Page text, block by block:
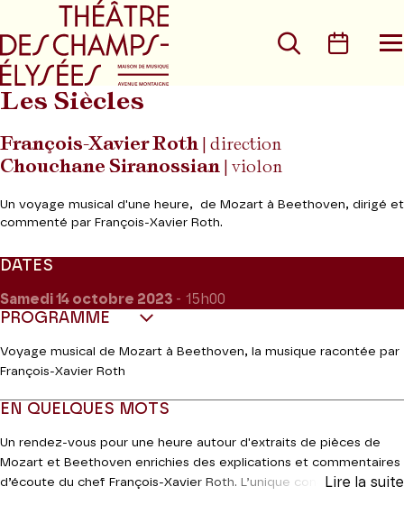
Aller au menu principal
Rechercher
Les Siècles
François-Xavier Roth | direction
Chouchane Siranossian | violon
Un voyage musical d'une heure, de Mozart à Beethoven, dirigé et
commenté par François-Xavier Roth.
DATES
Samedi 14 octobre 2023 - 15h00
PROGRAMME
Voyage musical de Mozart à Beethoven, la musique racontée par
François-Xavier Roth
EN QUELQUES MOTS
Un rendez-vous pour une heure autour d'extraits de pièces de
Mozart et Beethoven enrichies des explications et commentaires
d’écoute du chef François-Xavier Roth. L’unique concerto pour
Lire la suite